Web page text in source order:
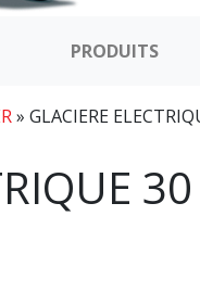
PRODUITS
» GLACIERE